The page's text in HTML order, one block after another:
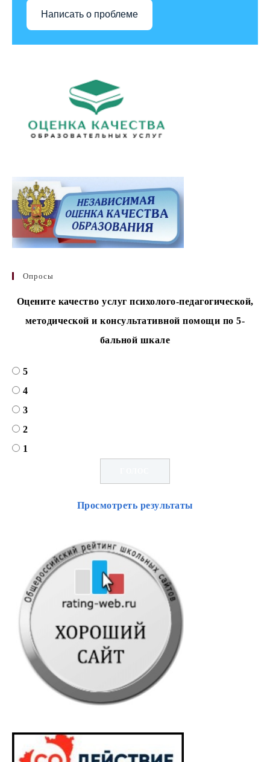
Написать о проблеме
Опросы
Оцените качество услуг психолого-педагогической,
методической и консультативной помощи по 5-
бальной шкале
5
4
3
2
1
Просмотреть результаты